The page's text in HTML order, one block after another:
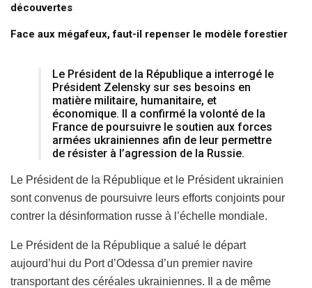
découvertes
Face aux mégafeux, faut-il repenser le modèle forestier
Le Président de la République a interrogé le
Président Zelensky sur ses besoins en
matière militaire, humanitaire, et
économique. Il a confirmé la volonté de la
France de poursuivre le soutien aux forces
armées ukrainiennes afin de leur permettre
de résister à l’agression de la Russie.
Le Président de la République et le Président ukrainien
sont convenus de poursuivre leurs efforts conjoints pour
contrer la désinformation russe à l’échelle mondiale.
Le Président de la République a salué le départ
aujourd’hui du Port d’Odessa d’un premier navire
transportant des céréales ukrainiennes. Il a de même